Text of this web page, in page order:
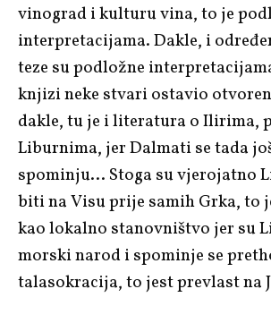
vinograd i kulturu vina, to je
interpretacijama. Dakle, i
teze su podložne
knjizi neke stvari ostavio
dakle, tu je i literatura o Ilirima,
Liburnima, jer Dalmati se tada
spominju… Stoga su vjerojatno
biti na Visu prije samih Grka, to
kao lokalno stanovništvo jer su
morski narod i spominje se
talasokracija, to jest prevlast na